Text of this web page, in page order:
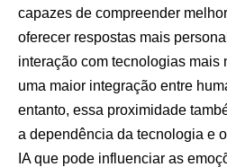
capazes de compreender
oferecer respostas mais
interação com tecnologias mais
uma maior integração entre
entanto, essa proximidade
a dependência da tecnologia e
IA que pode influenciar as